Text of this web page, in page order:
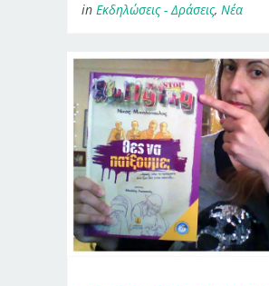
in Εκδηλώσεις - Δράσεις, Νέα